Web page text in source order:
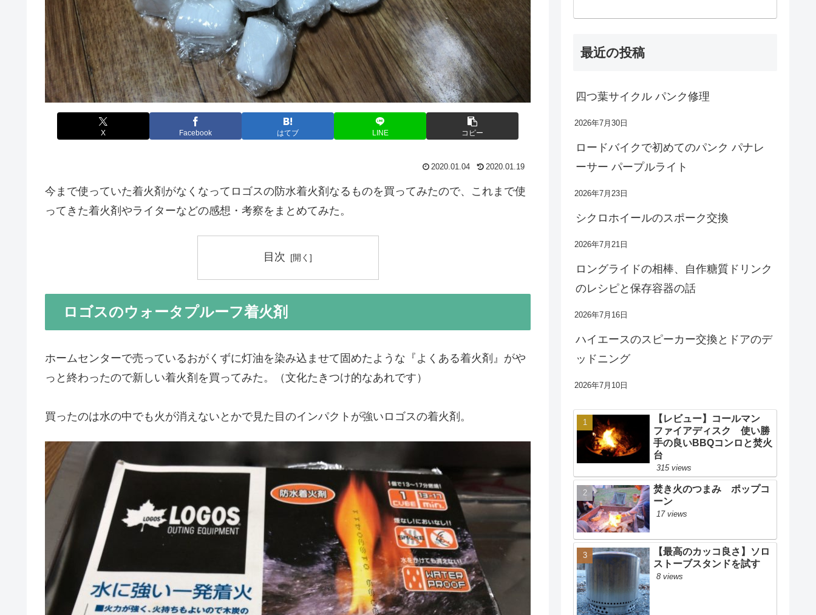
X Facebook はてブ LINE コピー
2020.01.04 2020.01.19
今まで使っていた着火剤がなくなってロゴスの防水着火剤なるものを買ってみたので、これまで使
ってきた着火剤やライターなどの感想・考察をまとめてみた。
目次
ロゴスのウォータプルーフ着火剤
ホームセンターで売っているおがくずに灯油を染み込ませて固めたような『よくある着火剤』がや
っと終わったので新しい着火剤を買ってみた。（文化たきつけ的なあれです）
買ったのは水の中でも火が消えないとかで見た目のインパクトが強いロゴスの着火剤。
最近の投稿
四つ葉サイクル パンク修理
2026年7月30日
ロードバイクで初めてのパンク パナレ
ーサー パープルライト
2026年7月23日
シクロホイールのスポーク交換
2026年7月21日
ロングライドの相棒、自作糖質ドリンク
のレシピと保存容器の話
2026年7月16日
ハイエースのスピーカー交換とドアのデ
ッドニング
2026年7月10日
【レビュー】コールマン
ファイアディスク 使い勝
手の良いBBQコンロと焚火
台
315 views
焚き火のつまみ ポップコ
ーン
17 views
【最高のカッコ良さ】ソロ
ストーブスタンドを試す
8 views